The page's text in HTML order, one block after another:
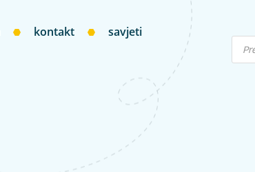
kontakt savjeti